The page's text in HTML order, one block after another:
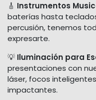
🎸 Instrumentos
baterías hasta
percusión, tenemos
expresarte.
💡 Iluminación para
presentaciones con
láser, focos
impactantes.